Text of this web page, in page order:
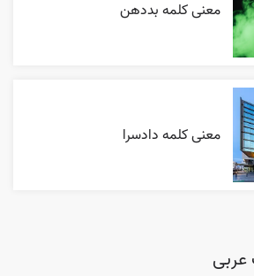
معنی کلمه بددهن
معنی کلمه دادسرا
عربی